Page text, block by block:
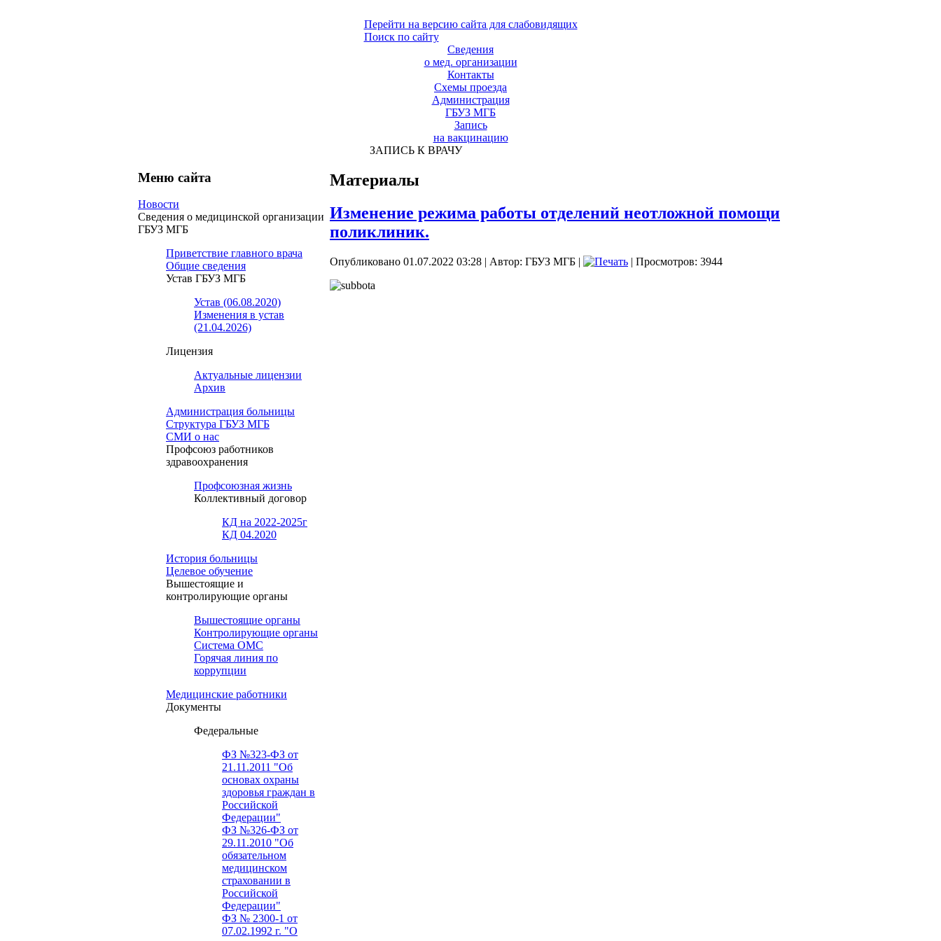
Перейти на версию сайта для слабовидящих
Поиск по сайту
Сведения
о мед. организации
Контакты
Схемы проезда
Администрация
ГБУЗ МГБ
Запись
на вакцинацию
ЗАПИСЬ К ВРАЧУ
Меню сайта
Новости
Сведения о медицинской организации
ГБУЗ МГБ
Приветствие главного врача
Общие сведения
Устав ГБУЗ МГБ
Устав (06.08.2020)
Изменения в устав
(21.04.2026)
Лицензия
Актуальные лицензии
Архив
Администрация больницы
Структура ГБУЗ МГБ
СМИ о нас
Профсоюз работников
здравоохранения
Профсоюзная жизнь
Коллективный договор
КД на 2022-2025г
КД 04.2020
История больницы
Целевое обучение
Вышестоящие и
контролирующие органы
Вышестоящие органы
Контролирующие органы
Система ОМС
Горячая линия по
коррупции
Медицинские работники
Документы
Федеральные
ФЗ №323-ФЗ от
21.11.2011 "Об
основах охраны
здоровья граждан в
Российской
Федерации"
ФЗ №326-ФЗ от
29.11.2010 "Об
обязательном
медицинском
страховании в
Российской
Федерации"
ФЗ № 2300-1 от
07.02.1992 г. "О
Материалы
Изменение режима работы отделений неотложной помощи
поликлиник.
Опубликовано 01.07.2022 03:28 | Автор: ГБУЗ МГБ | | Просмотров: 3944